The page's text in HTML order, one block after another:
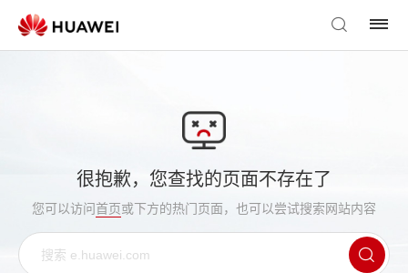
很抱歉，您查找的页面不存在了
您可以访问首页或下方的热门页面，也可以尝试搜索网站内容